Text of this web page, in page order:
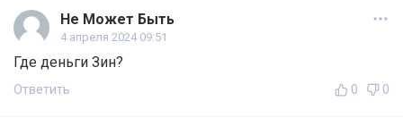
Не Может Быть
4 апреля 2024 09:51
Где деньги Зин?
Ответить 0 0